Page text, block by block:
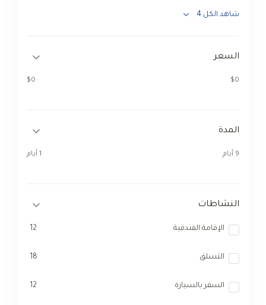
شاهد الكل 4
السعر
$0 $0
المدة
1 أيام 9 أيام
النشاطات
الإقامة الفندقية 12
التسلق 18
السفر بالسيارة 12